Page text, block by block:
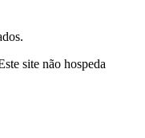
site não hospeda